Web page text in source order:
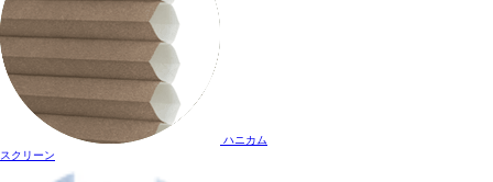
ハニカム
スクリーン